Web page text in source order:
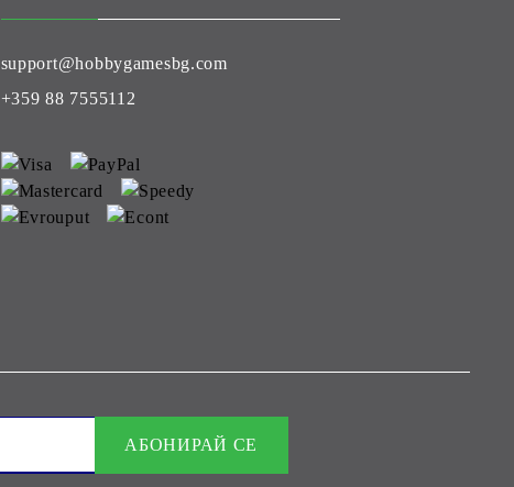
support@hobbygamesbg.com
+359 88 7555112